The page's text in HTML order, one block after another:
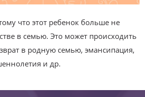
что этот ребенок больше не
в семью. Это может происходить
в родную семью, эмансипация,
и др.